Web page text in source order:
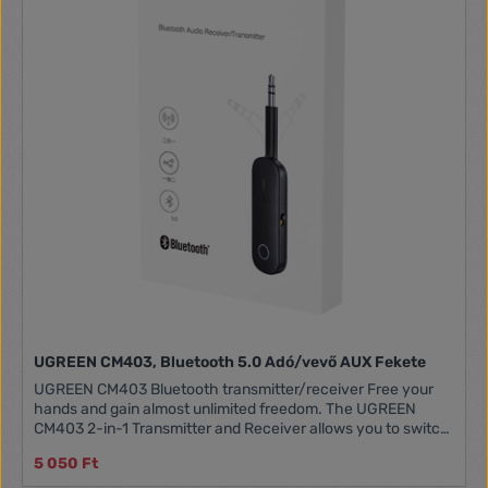
UGREEN CM403, Bluetooth 5.0 Adó/vevő AUX Fekete
UGREEN CM403 Bluetooth transmitter/receiver Free your
hands and gain almost unlimited freedom. The UGREEN
CM403 2-in-1 Transmitter and Receiver allows you to switch
delivers superior HD sound quality. Bluetooth 5.0
5 050 Ft